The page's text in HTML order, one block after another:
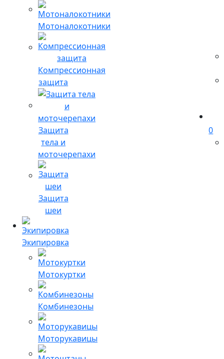
Мотоналокотники
Компрессионная
защита
Защита
тела и
моточерепахи
Защита
шеи
Экипировка
Мотокуртки
Комбинезоны
Моторукавицы
0